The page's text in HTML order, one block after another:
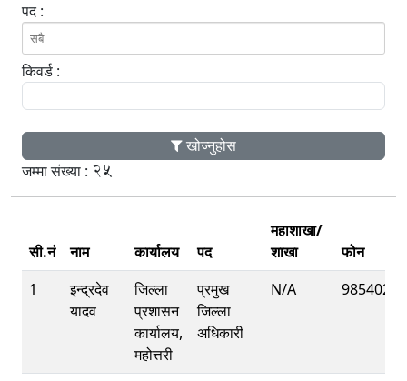
पद :
किवर्ड :
खोज्नुहोस
जम्मा संख्या : 25
सी.नं नाम कार्यालय पद
महाशाखा/
शाखा
फोन
1
इन्द्रदेव
यादव
जिल्ला
प्रशासन
कार्यालय,
महोत्तरी
प्रमुख
जिल्ला
अधिकारी
N/A